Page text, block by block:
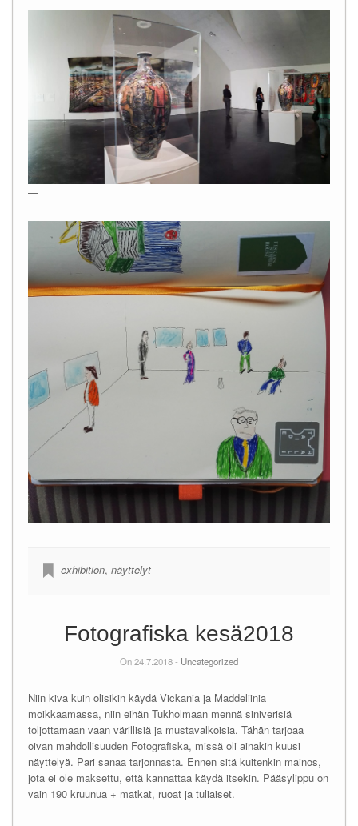
—
exhibition, näyttelyt
Fotografiska kesä2018
On 24.7.2018 - Uncategorized
Niin kiva kuin olisikin käydä Vickania ja Maddeliinia
moikkaamassa, niin eihän Tukholmaan mennä siniverisiä
toljottamaan vaan värillisiä ja mustavalkoisia. Tähän tarjoaa
oivan mahdollisuuden Fotografiska, missä oli ainakin kuusi
näyttelyä. Pari sanaa tarjonnasta. Ennen sitä kuitenkin mainos,
jota ei ole maksettu, että kannattaa käydä itsekin. Pääsylippu on
vain 190 kruunua + matkat, ruoat ja tuliaiset.